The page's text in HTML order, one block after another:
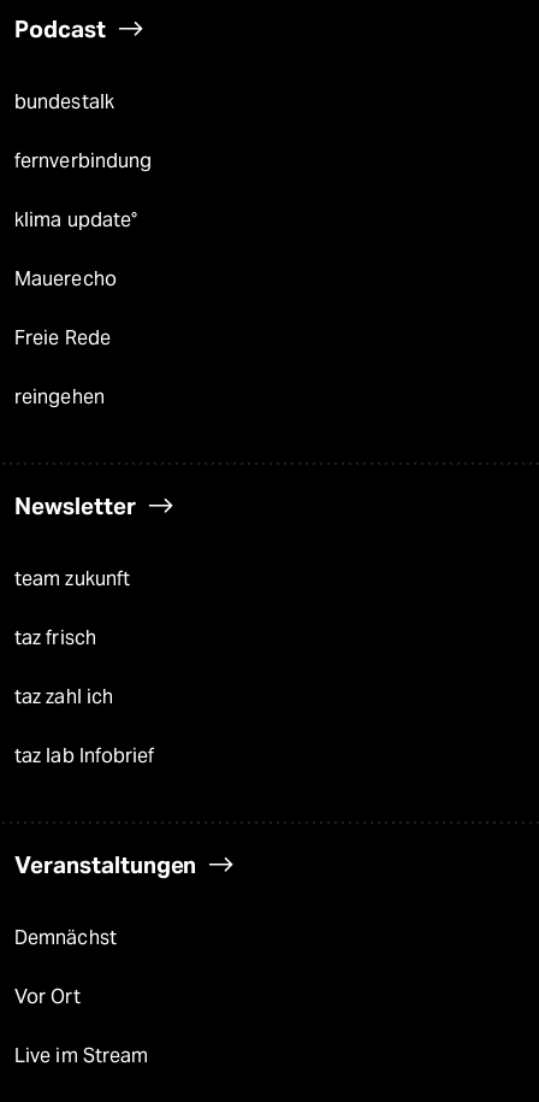
Podcast
bundestalk
fernverbindung
klima update°
Mauerecho
Freie Rede
reingehen
Newsletter
team zukunft
taz frisch
taz zahl ich
taz lab Infobrief
Veranstaltungen
Demnächst
Vor Ort
Live im Stream